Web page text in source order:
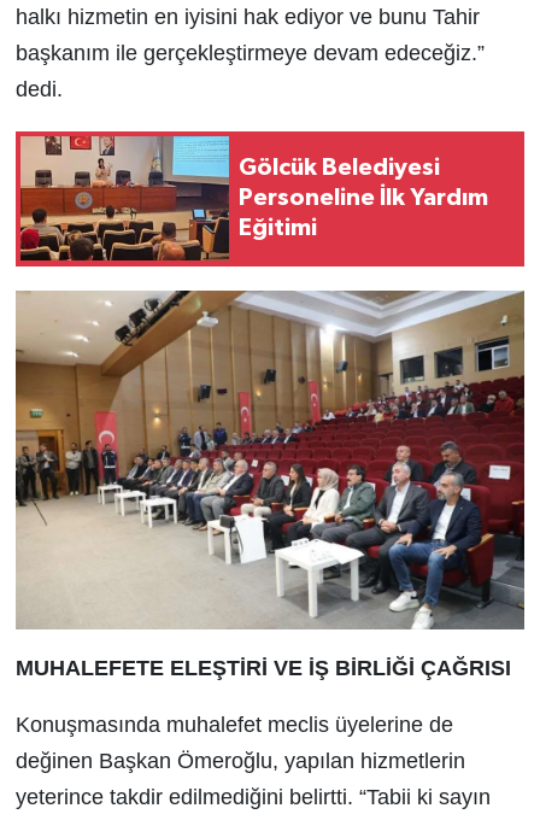
halkı hizmetin en iyisini hak ediyor ve bunu Tahir
başkanım ile gerçekleştirmeye devam edeceğiz.”
dedi.
Gölcük Belediyesi
Personeline İlk Yardım
Eğitimi
MUHALEFETE ELEŞTİRİ VE İŞ BİRLİĞİ ÇAĞRISI
Konuşmasında muhalefet meclis üyelerine de
değinen Başkan Ömeroğlu, yapılan hizmetlerin
yeterince takdir edilmediğini belirtti. “Tabii ki sayın